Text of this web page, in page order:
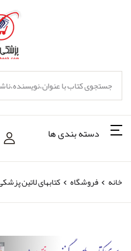
دسته بندی ها
خانه فروشگاه کتابهای لاتین